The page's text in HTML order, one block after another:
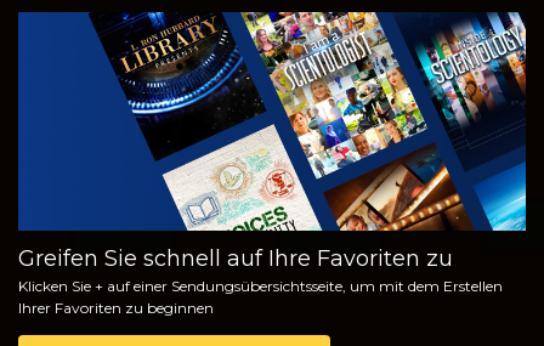
ANSEHEN
SERIE
ENTDECKEN
Greifen Sie schnell auf Ihre Favoriten zu
Klicken Sie + auf einer Sendungsübersichtsseite, um mit dem Erstellen
Ihrer Favoriten zu beginnen